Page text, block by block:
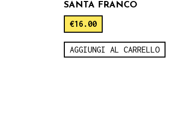
SANTA FRANCO
€16.00
AGGIUNGI AL CARRELLO